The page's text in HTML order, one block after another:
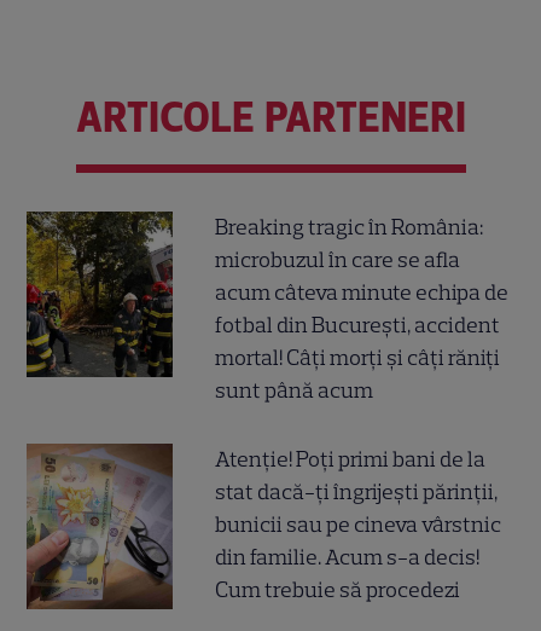
ARTICOLE PARTENERI
Breaking tragic în România:
microbuzul în care se afla
acum câteva minute echipa de
fotbal din București, accident
mortal! Câți morți și câți răniți
sunt până acum
Atenție! Poți primi bani de la
stat dacă-ți îngrijești părinții,
bunicii sau pe cineva vârstnic
din familie. Acum s-a decis!
Cum trebuie să procedezi